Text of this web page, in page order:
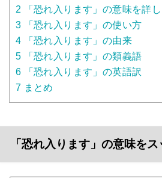
2 「恐れ入ります」の意味を詳し
3 「恐れ入ります」の使い方
4 「恐れ入ります」の由来
5 「恐れ入ります」の類義語
6 「恐れ入ります」の英語訳
7 まとめ
「恐れ入ります」の意味をス